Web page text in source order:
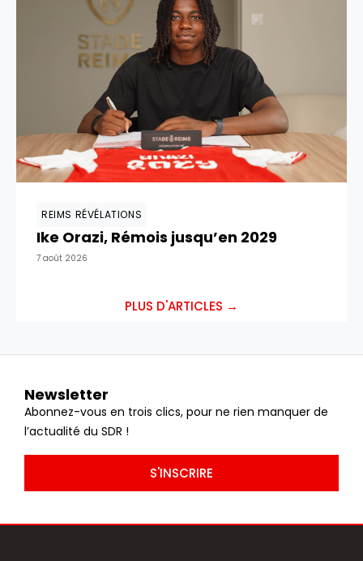
REIMS RÉVÉLATIONS
Ike Orazi, Rémois jusqu’en 2029
7 août 2026
PLUS D'ARTICLES →
Newsletter
Abonnez-vous en trois clics, pour ne rien manquer de
l’actualité du SDR !
S'INSCRIRE